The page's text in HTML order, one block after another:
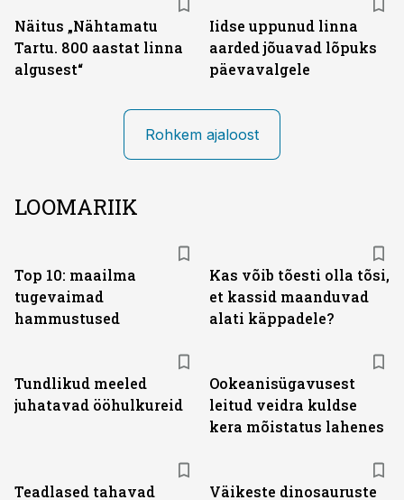
Näitus „Nähtamatu
Tartu. 800 aastat linna
algusest“
Iidse uppunud linna
aarded jõuavad lõpuks
päevavalgele
Rohkem ajaloost
LOOMARIIK
Top 10: maailma
tugevaimad
hammustused
Kas võib tõesti olla tõsi,
et kassid maanduvad
alati käppadele?
Tundlikud meeled
juhatavad ööhulkureid
Ookeanisügavusest
leitud veidra kuldse
kera mõistatus lahenes
Teadlased tahavad
Väikeste dinosauruste